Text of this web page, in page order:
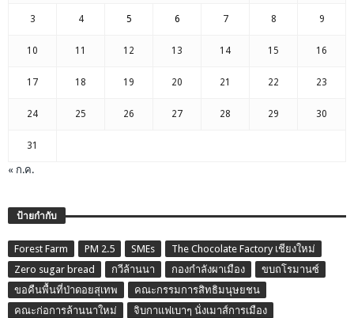
3 4 5 6 7 8 9
10 11 12 13 14 15 16
17 18 19 20 21 22 23
24 25 26 27 28 29 30
31
« ก.ค.
ป้ายกำกับ
Forest Farm PM 2.5 SMEs
The Chocolate Factory เชียงใหม่
Zero sugar bread
กวีล้านนา กองกำลังผาเมือง
ขบถโรมานซ์
ขอคืนพื้นที่ป่าดอยสุเทพ
คณะกรรมการสิทธิมนุษยชน
คณะก่อการล้านนาใหม่
จิบกาแฟเบาๆ นั่งเมาส์การเมือง